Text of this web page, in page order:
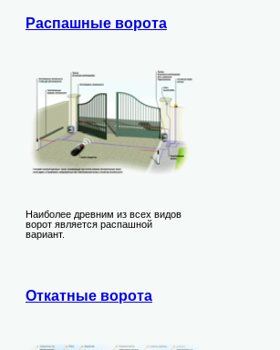
Распашные ворота
Наиболее древним из всех видов
ворот является распашной
вариант.
Откатные ворота